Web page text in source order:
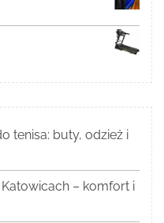
tenisa: buty, odzież i
– komfort i